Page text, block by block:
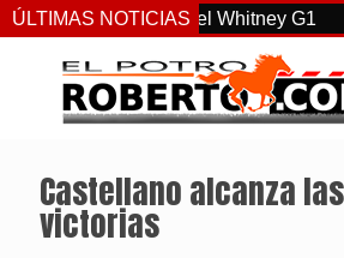
ÚLTIMAS NOTICIAS
supremo en el Whitney G1
Castellano alcanza
victorias